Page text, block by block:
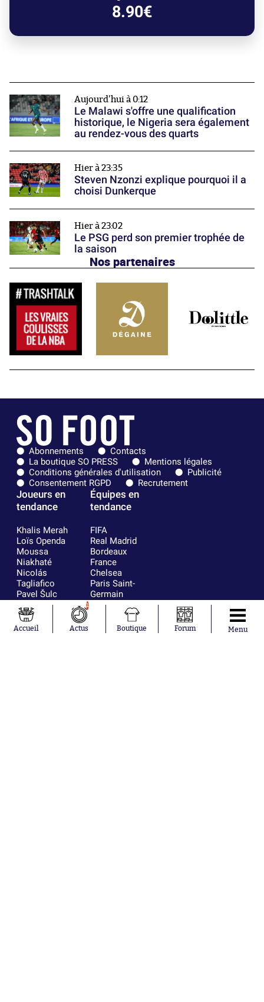
8.90€
Aujourd'hui à 0:12
Le Malawi s'offre une qualification
historique, le Nigeria sera également
au rendez-vous des quarts
Hier à 23:35
Steven Nzonzi explique pourquoi il a
choisi Dunkerque
Hier à 23:02
Le PSG perd son premier trophée de
la saison
Nos partenaires
Abonnements
Contacts
La boutique SO PRESS
Mentions légales
Conditions générales d'utilisation
Publicité
Consentement RGPD
Recrutement
Joueurs en
tendance
Khalis Merah
Loïs Openda
Moussa
Niakhaté
Nicolás
Tagliafico
Pavel Šulc
Gauthier Hein
Lionel Messi
Gonzalo
García Torres
Équipes en
tendance
FIFA
Real Madrid
Bordeaux
France
Chelsea
Paris Saint-
Germain
Olympique
AC Milan
RC Strasbourg
Accueil
1
Actus Boutique Forum Menu